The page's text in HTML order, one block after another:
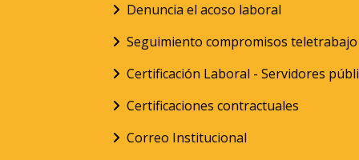
Denuncia el acoso laboral
Seguimiento compromisos teletrabajo
Certificación Laboral - Servidores
Certificaciones contractuales
Correo Institucional